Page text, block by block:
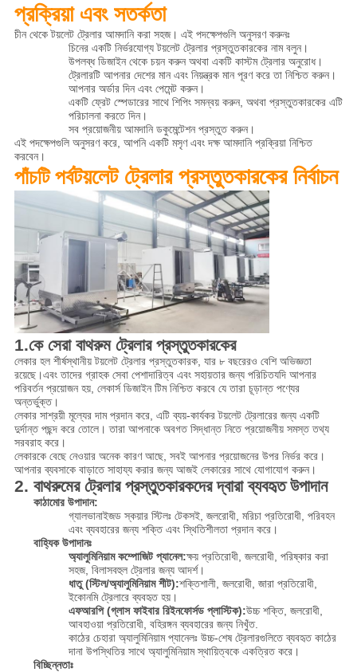
প্রক্রিয়া এবং সতর্কতা
চীন থেকে টয়লেট ট্রেলার আমদানি করা সহজ। এই পদক্ষেপগুলি অনুসরণ করুনঃ
চিনের একটি নির্ভরযোগ্য টয়লেট ট্রেলার প্রস্তুতকারকের নাম বলুন।
উপলব্ধ ডিজাইন থেকে চয়ন করুন অথবা একটি কাস্টম ট্রেলার অনুরোধ।
ট্রেলারটি আপনার দেশের মান এবং নিয়ন্ত্রক মান পূরণ করে তা নিশ্চিত করুন।
আপনার অর্ডার দিন এবং পেমেন্ট করুন।
একটি ফ্রেট স্পেডারের সাথে শিপিং সমন্বয় করুন, অথবা প্রস্তুতকারকের এটি
পরিচালনা করতে দিন।
সব প্রয়োজনীয় আমদানি ডকুমেন্টেশন প্রস্তুত করুন।
এই পদক্ষেপগুলি অনুসরণ করে, আপনি একটি মসৃণ এবং দক্ষ আমদানি প্রক্রিয়া নিশ্চিত
করবেন।
পাঁচটি পর্বটয়লেট ট্রেলার প্রস্তুতকারকের নির্বাচন
1.কে সেরা বাথরুম ট্রেলার প্রস্তুতকারকের
লেকার হল শীর্ষস্থানীয় টয়লেট ট্রেলার প্রস্তুতকারক, যার ৮ বছরেরও বেশি অভিজ্ঞতা
রয়েছে।এবং তাদের গ্রাহক সেবা পেশাদারিত্ব এবং সহায়তার জন্য পরিচিতযদি আপনার
পরিবর্তন প্রয়োজন হয়, লেকার্স ডিজাইন টিম নিশ্চিত করবে যে তারা চূড়ান্ত পণ্যের
অন্তর্ভুক্ত।
লেকার সাশ্রয়ী মূল্যের দাম প্রদান করে, এটি ব্যয়-কার্যকর টয়লেট ট্রেলারের জন্য একটি
দুর্দান্ত পছন্দ করে তোলে। তারা আপনাকে অবগত সিদ্ধান্ত নিতে প্রয়োজনীয় সমস্ত তথ্য
সরবরাহ করে।
লেকারকে বেছে নেওয়ার অনেক কারণ আছে, সবই আপনার প্রয়োজনের উপর নির্ভর করে।
আপনার ব্যবসাকে বাড়াতে সাহায্য করার জন্য আজই লেকারের সাথে যোগাযোগ করুন।
2. বাথরুমের ট্রেলার প্রস্তুতকারকদের দ্বারা ব্যবহৃত উপাদান
কাঠামোর উপাদান:
গ্যালভানাইজড স্কয়ার স্টিলঃ টেকসই, জলরোধী, মরিচা প্রতিরোধী, পরিবহন
এবং ব্যবহারের জন্য শক্তি এবং স্থিতিশীলতা প্রদান করে।
বাহ্যিক উপাদানঃ
অ্যালুমিনিয়াম কম্পোজিট প্যানেল:ক্ষয় প্রতিরোধী, জলরোধী, পরিষ্কার করা
সহজ, বিলাসবহুল ট্রেলার জন্য আদর্শ।
ধাতু (স্টিল/অ্যালুমিনিয়াম শীট):শক্তিশালী, জলরোধী, জারা প্রতিরোধী,
ইকোনমি ট্রেলারে ব্যবহৃত হয়।
এফআরপি (গ্লাস ফাইবার রিইনফোর্সড প্লাস্টিক):উচ্চ শক্তি, জলরোধী,
আবহাওয়া প্রতিরোধী, বহিরঙ্গন ব্যবহারের জন্য নিখুঁত.
কাঠের চেহারা অ্যালুমিনিয়াম প্যানেলঃ উচ্চ-শেষ ট্রেলারগুলিতে ব্যবহৃত কাঠের
দানা উপস্থিতির সাথে অ্যালুমিনিয়াম স্থায়িত্বকে একত্রিত করে।
বিচ্ছিন্নতাঃ